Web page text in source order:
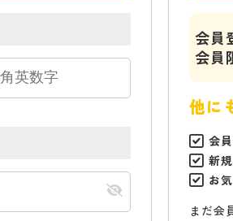
会員
会員
他に
会
新
お
まだ会